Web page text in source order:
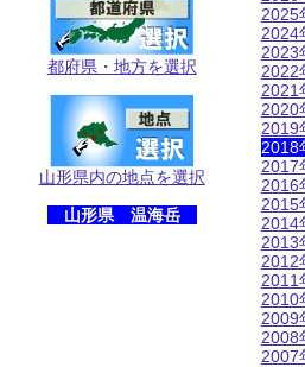
都府県・地方を選択
山形県内の地点を選択
山形県 温海岳
2025
2024
2023
2022
2021
2020
2019
2018
2017
2016
2015
2014
2013
2012
2011
2010
2009
2008
2007